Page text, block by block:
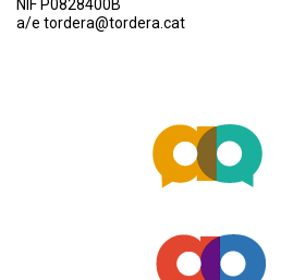
NIF P0828400B
a/e tordera@tordera.cat